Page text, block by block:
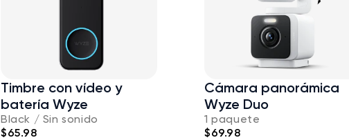
Timbre con vídeo y
batería Wyze
Black / Sin sonido
$65.98
Cámara panorámica
Wyze Duo
1 paquete
$69.98